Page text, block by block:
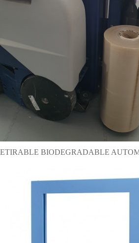
ETIRABLE BIODEGRADABLE